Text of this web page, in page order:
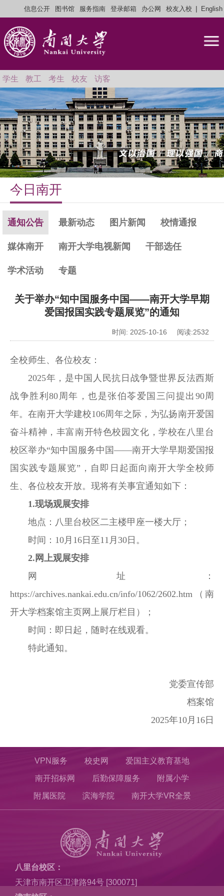
信息公开 图书馆 服务指南 登录邮箱 办公网 校友入校 | English
学生 教工 考生 校友 访客
今日南开
通知公告 最新动态 图片新闻 校情通报
媒体南开 南开大学电视新闻 干部选任
学术活动 专题
关于举办“知中国服务中国——南开大学早期
爱国报国实践专题展览”的通知
时间: 2025-10-16 阅读:2532
全校师生、各位校友：
2025年，是中国人民抗日战争暨世界反法西斯
战争胜利80周年，也是张伯苓爱国三问提出90周
年。在南开大学建校106周年之际，为弘扬南开爱国
奋斗精神，丰富南开特色校园文化，学校在八里台
校区举办“知中国服务中国——南开大学早期爱国报
国实践专题展览”，自即日起面向南开大学全校师
生、各位校友开放。现将有关事宜通知如下：
1.现场观展安排
地点：八里台校区二主楼甲座一楼大厅；
时间：10月16日至11月30日。
2. 网上观展安排
网址：
https://archives.nankai.edu.cn/info/1062/2602.htm（南
开大学档案馆主页网上展厅栏目）；
时间：即日起，随时在线观看。
特此通知。
党委宣传部
档案馆
2025年10月16日
VPN服务 校史网 爱国主义教育基地
南开招标网 后勤保障服务 附属小学
附属医院 滨海学院 南开大学VR全景
八里台校区：
天津市南开区卫津路94号 [300071]